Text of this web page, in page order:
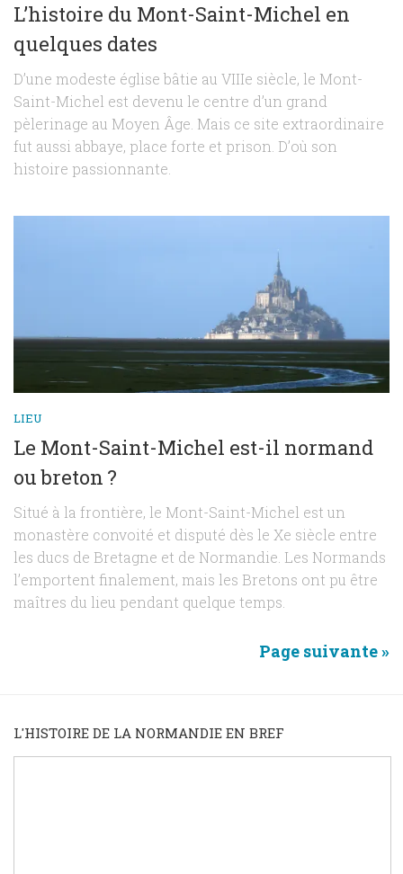
L’histoire du Mont-Saint-Michel en
quelques dates
D’une modeste église bâtie au VIIIe siècle, le Mont-
Saint-Michel est devenu le centre d’un grand
pèlerinage au Moyen Âge. Mais ce site extraordinaire
fut aussi abbaye, place forte et prison. D’où son
histoire passionnante.
LIEU
Le Mont-Saint-Michel est-il normand
ou breton ?
Situé à la frontière, le Mont-Saint-Michel est un
monastère convoité et disputé dès le Xe siècle entre
les ducs de Bretagne et de Normandie. Les Normands
l’emportent finalement, mais les Bretons ont pu être
maîtres du lieu pendant quelque temps.
Page suivante »
L'HISTOIRE DE LA NORMANDIE EN BREF